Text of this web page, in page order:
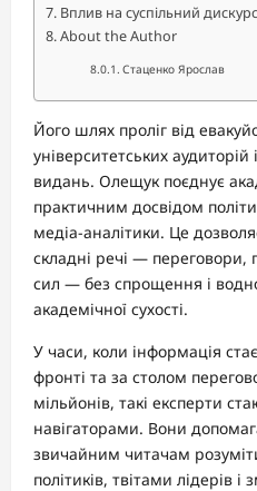
Вплив на суспільний
About the Author
Стаценко Ярослав
Його шлях проліг від
університетських
видань. Олещук поєднує
практичним досвідом
медіа-аналітики. Це
складні речі — переговори,
сил — без спрощення і
академічної сухості.
У часи, коли інформація
фронті та за столом
мільйонів, такі експерти
навігаторами. Вони
звичайним читачам
політиків, твітами лідерів і